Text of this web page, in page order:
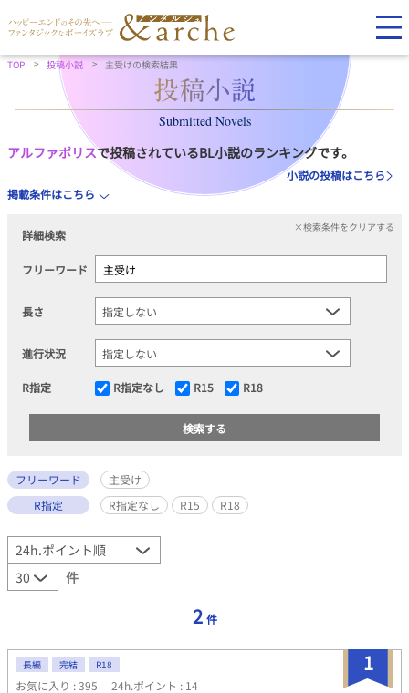
TOP 投稿小説 主受けの検索結果
Submitted Novels
アルファポリスで投稿されているBL小説のランキングです。
小説の投稿はこちら
掲載条件はこちら
詳細検索
×検索条件をクリアする
フリーワード
長さ
進行状況
R指定 R指定なし R15 R18
フリーワード
主受け
R指定
R指定なし R15 R18
件
2 件
1
長編 完結 R18
お気に入り : 395 24h.ポイント : 14